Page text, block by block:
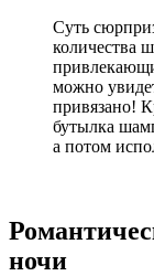
Суть
количества
можно
привязано!
бутылка
а потом
ночи